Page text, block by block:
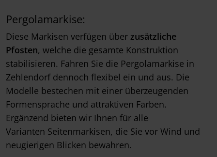
Pergolamarkise:
Diese Markisen verfügen über zusätzliche
Pfosten, welche die gesamte Konstruktion
stabilisieren. Fahren Sie die Pergolamarkise in
Zehlendorf dennoch flexibel ein und aus. Die
Modelle bestechen mit einer überzeugenden
Formensprache und attraktiven Farben.
Ergänzend bieten wir Ihnen für alle
Varianten Seitenmarkisen, die Sie vor Wind und
neugierigen Blicken bewahren.